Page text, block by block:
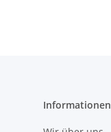
Informationen